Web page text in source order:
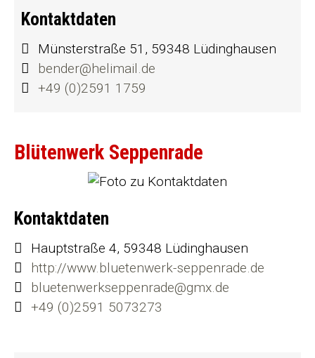
Kontaktdaten
Münsterstraße 51, 59348 Lüdinghausen
bender@helimail.de
+49 (0)2591 1759
Blütenwerk Seppenrade
Kontaktdaten
Hauptstraße 4, 59348 Lüdinghausen
http://www.bluetenwerk-seppenrade.de
bluetenwerkseppenrade@gmx.de
+49 (0)2591 5073273